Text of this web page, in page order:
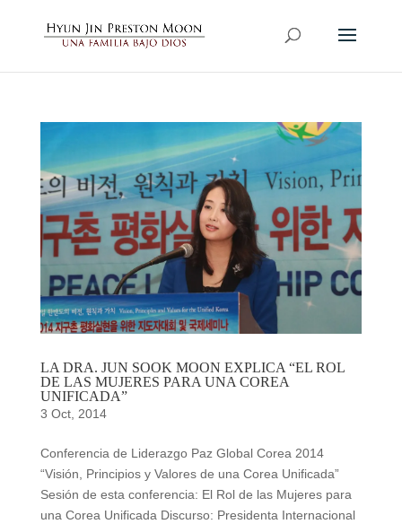
LA DRA. JUN SOOK MOON EXPLICA “EL ROL
DE LAS MUJERES PARA UNA COREA
UNIFICADA”
3 Oct, 2014
Conferencia de Liderazgo Paz Global Corea 2014
“Visión, Principios y Valores de una Corea Unificada”
Sesión de esta conferencia: El Rol de las Mujeres para
una Corea Unificada Discurso: Presidenta Internacional